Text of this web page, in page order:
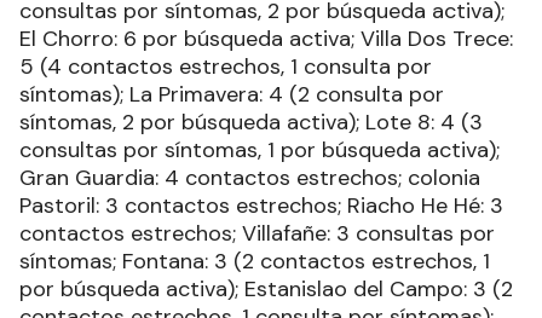
consultas por síntomas, 2 por búsqueda activa);
El Chorro: 6 por búsqueda activa; Villa Dos Trece:
5 (4 contactos estrechos, 1 consulta por
síntomas); La Primavera: 4 (2 consulta por
síntomas, 2 por búsqueda activa); Lote 8: 4 (3
consultas por síntomas, 1 por búsqueda activa);
Gran Guardia: 4 contactos estrechos; colonia
Pastoril: 3 contactos estrechos; Riacho He Hé: 3
contactos estrechos; Villafañe: 3 consultas por
síntomas; Fontana: 3 (2 contactos estrechos, 1
por búsqueda activa); Estanislao del Campo: 3 (2